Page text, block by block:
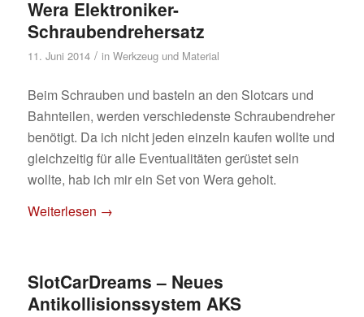
Wera Elektroniker-
Schraubendrehersatz
11. Juni 2014 / in Werkzeug und Material
Beim Schrauben und basteln an den Slotcars und
Bahnteilen, werden verschiedenste Schraubendreher
benötigt. Da ich nicht jeden einzeln kaufen wollte und
gleichzeitig für alle Eventualitäten gerüstet sein
wollte, hab ich mir ein Set von Wera geholt.
Weiterlesen →
SlotCarDreams – Neues
Antikollisionssystem AKS